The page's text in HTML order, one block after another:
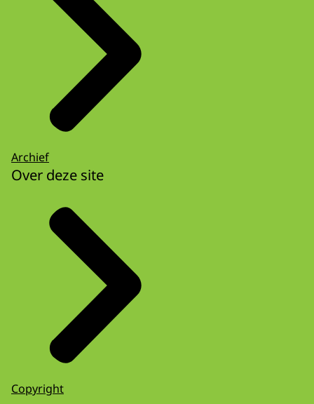
Archief
Over deze site
Copyright